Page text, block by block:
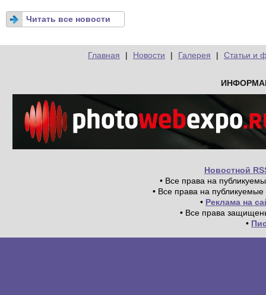
Читать все новости
Главная | Новости | Галерея | Статьи и
Новостной
• Все права на
• Все права на
• Реклама на
• Все права
•